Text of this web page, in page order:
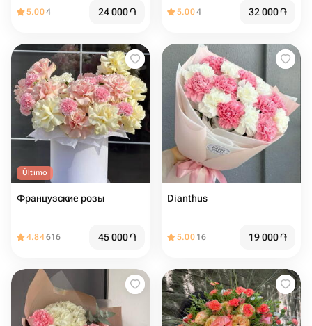
5.004 24 000֏ 5.004 32 000֏
Último
Французские розы
4.84616 45 000֏
Dianthus
5.00 16 19 000֏